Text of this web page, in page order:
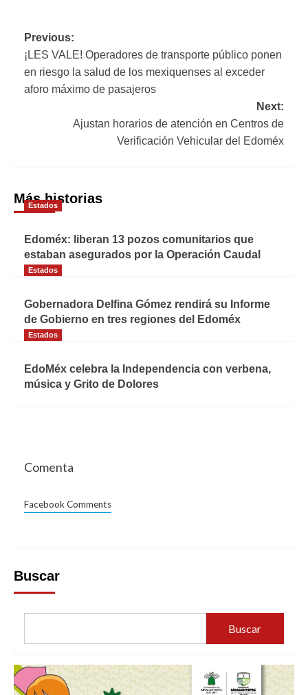
Navegación
de
entradas
Previous:
¡LES VALE! Operadores de transporte público ponen
en riesgo la salud de los mexiquenses al exceder
aforo máximo de pasajeros
Next:
Ajustan horarios de atención en Centros de
Verificación Vehicular del Edoméx
Más historias
Estados
Edoméx: liberan 13 pozos comunitarios que
estaban asegurados por la Operación Caudal
Estados
Gobernadora Delfina Gómez rendirá su Informe
de Gobierno en tres regiones del Edoméx
Estados
EdoMéx celebra la Independencia con verbena,
música y Grito de Dolores
Comenta
Facebook Comments
Buscar
Buscar